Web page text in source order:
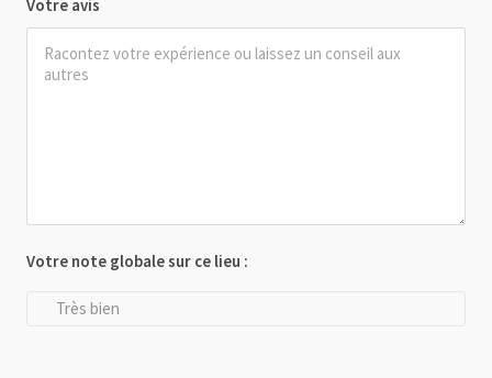
Votre avis
Votre note globale sur ce lieu :
Très bien